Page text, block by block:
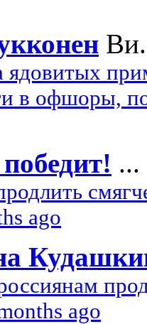
в офшоры,
...
ago
ago